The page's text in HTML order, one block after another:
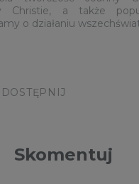
Christie, a także
o działaniu
Skomentuj